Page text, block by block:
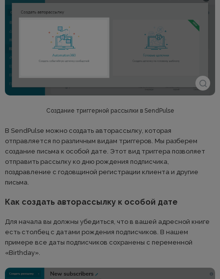
Создание триггерной рассылки в SendPulse
В SendPulse можно создать авторассылку, которая
отправляется по различным видам триггеров. Мы разберем
создание письма к особой дате. Этот вид триггера позволяет
отправить рассылку ко дню рождения подписчика,
поздравление с годовщиной регистрации клиента и другие
письма.
Как создать авторассылку к особой дате
Для начала вы должны убедиться, что в вашей адресной книге
есть столбец с датами рождения подписчиков. В нашем
примере все даты подписчиков сохранены с переменной
«Birthday».